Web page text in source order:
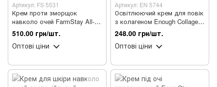
Артикул: FS 5531
Крем проти зморщок
навколо очей FarmStay All-In-
One Black Snail з муцином
равлика 50 мл
510.00 грн/шт.
Оптові ціни
Артикул: EN 5744
Освітлюючий крем для повік
з колагеном Enough Collagen
3in1 30 мл
248.00 грн/шт.
Оптові ціни